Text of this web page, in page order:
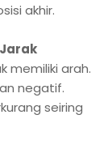
akhir.
memiliki arah.
negatif.
seiring